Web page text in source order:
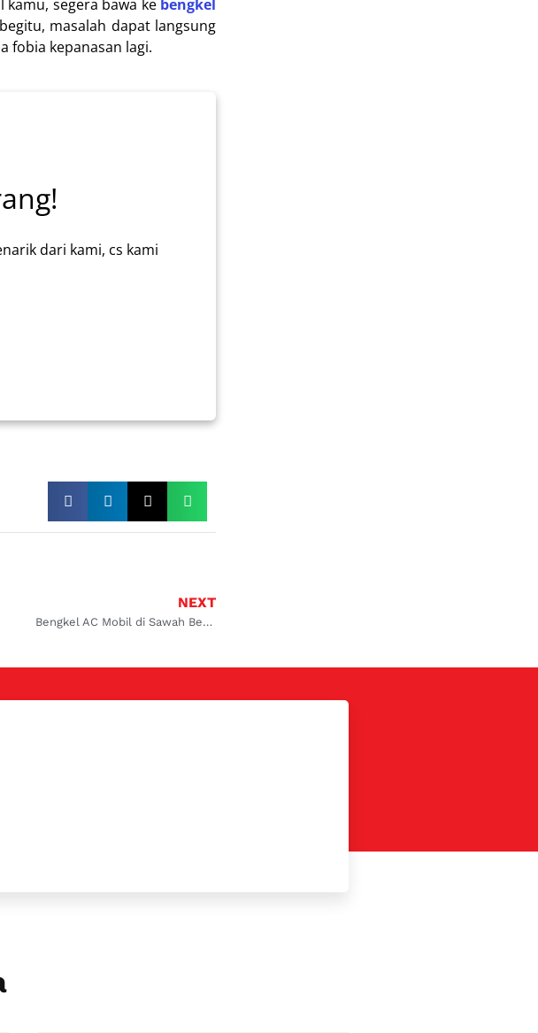
segera bawa ke bengkel
masalah dapat langsung
fobia kepanasan lagi.
dari kami, cs kami
NEXT
Bengkel AC Mobil di Sawah Besar